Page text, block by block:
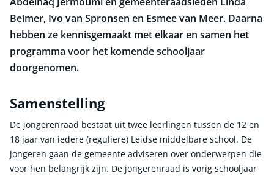
Beimer, Ivo van Spronsen en Esmee van Meer. Daarna
hebben ze kennisgemaakt met elkaar en samen het
programma voor het komende schooljaar
doorgenomen.
Samenstelling
De jongerenraad bestaat uit twee leerlingen tussen de 12 en
18 jaar van iedere (reguliere) Leidse middelbare school. De
jongeren gaan de gemeente adviseren over onderwerpen die
voor hen belangrijk zijn. De jongerenraad is vorig schooljaar